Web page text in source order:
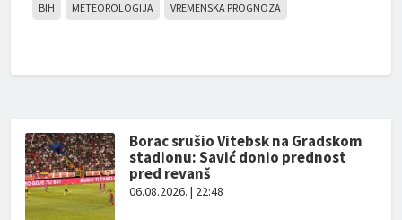
BIH METEOROLOGIJA VREMENSKA PROGNOZA
Borac srušio Vitebsk na Gradskom
stadionu: Savić donio prednost
pred revanš
06.08.2026. | 22:48